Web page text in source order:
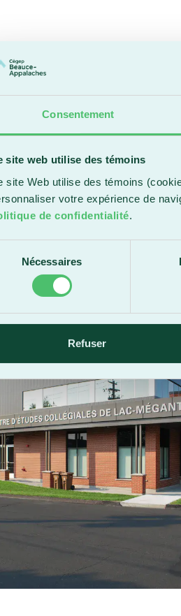
Consentement
site web utilise des témoins
site Web utilise des témoins
votre expérience de
de confidentialité.
Nécessaires
Refuser
continue d’attirer la clientèle
personnes ont choisi d’étudier
technique compte
en dénombre 180.
Techniques de comptabilité et
bilingue a affiché complet dès
une augmentation de 50
de l’attrait croissant pour cette
langues. Pour sa part, le
confirme son succès
axée sur le bien-être